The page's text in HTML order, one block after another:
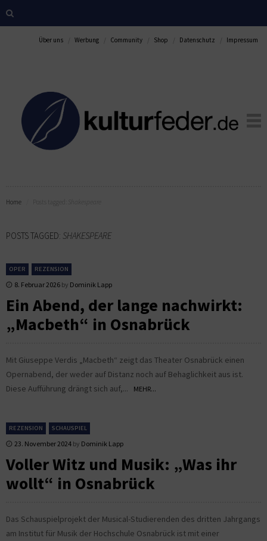
Über uns Werbung Community Shop Datenschutz Impressum
Home
POSTS TAGGED: SHAKESPEARE
OPER REZENSION
8. Februar 2026 by Dominik Lapp
Ein Abend, der lange nachwirkt:
„Macbeth“ in Osnabrück
Mit Giuseppe Verdis „Macbeth“ zeigt das Theater Osnabrück einen
Opernabend, der weder auf Distanz noch auf Behaglichkeit aus ist.
Diese Aufführung drängt sich auf,...
MEHR...
REZENSION SCHAUSPIEL
23. November 2024 by Dominik Lapp
Voller Witz und Musik: „Was ihr
wollt“ in Osnabrück
Das Schauspielprojekt der Musical-Studierenden des dritten Jahrgangs
am Institut für Musik der Hochschule Osnabrück ist mit einer